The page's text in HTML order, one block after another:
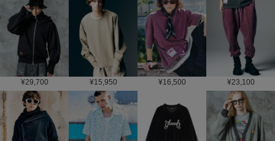
¥29,700 ¥15,950 ¥16,500 ¥23,100